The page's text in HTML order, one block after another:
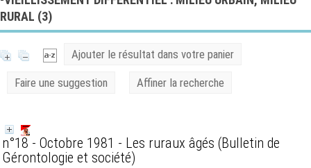
RURAL (3)
Ajouter le résultat dans votre panier
Faire une suggestion Affiner la recherche
n°18 - Octobre 1981 - Les ruraux âgés (Bulletin de
Gérontologie et société)